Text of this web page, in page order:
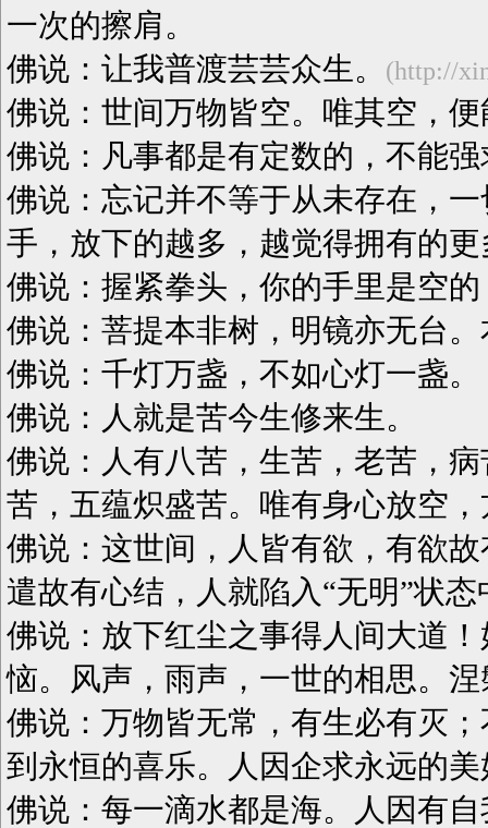
一次的擦肩。
佛说：让我普渡芸芸众生。
(http://
佛说：世间万物皆空。唯其空，
佛说：凡事都是有定数的，不能强
佛说：忘记并不等于从未存在，
手，放下的越多，越觉得拥有的更
佛说：握紧拳头，你的手里是空
佛说：菩提本非树，明镜亦无台
佛说：千灯万盏，不如心灯一盏。
佛说：人就是苦今生修来生。
佛说：人有八苦，生苦，老苦，
苦，五蕴炽盛苦。唯有身心放空
佛说：这世间，人皆有欲，有欲
遣故有心结，人就陷入“无明”状
佛说：放下红尘之事得人间大道
恼。风声，雨声，一世的相思。
佛说：万物皆无常，有生必有灭
到永恒的喜乐。人因企求永远的
佛说：每一滴水都是海。人因有